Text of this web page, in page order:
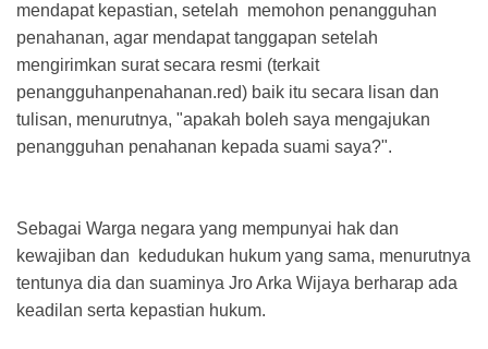
mendapat kepastian, setelah memohon penangguhan
penahanan, agar mendapat tanggapan setelah
mengirimkan surat secara resmi (terkait
penangguhanpenahanan.red) baik itu secara lisan dan
tulisan, menurutnya, "apakah boleh saya mengajukan
penangguhan penahanan kepada suami saya?".
Sebagai Warga negara yang mempunyai hak dan
kewajiban dan kedudukan hukum yang sama, menurutnya
tentunya dia dan suaminya Jro Arka Wijaya berharap ada
keadilan serta kepastian hukum.